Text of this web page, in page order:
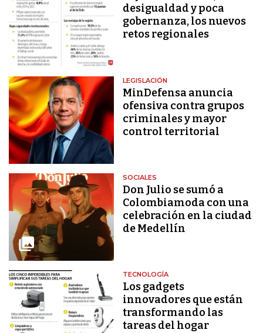
desigualdad y poca
gobernanza, los nuevos
retos regionales
LEGISLACIÓN
MinDefensa anuncia
ofensiva contra grupos
criminales y mayor
control territorial
SOCIALES
Don Julio se sumó a
Colombiamoda con una
celebración en la ciudad
de Medellín
TECNOLOGÍA
Los gadgets
innovadores que están
transformando las
tareas del hogar